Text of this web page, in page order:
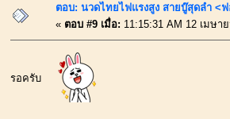
ตอบ: นวดไทยไฟแรงสูง สายบู๊สุดลำ <ฟ
« ตอบ #9 เมื่อ: 11:15:31 AM 12 เมษา
รอครับ